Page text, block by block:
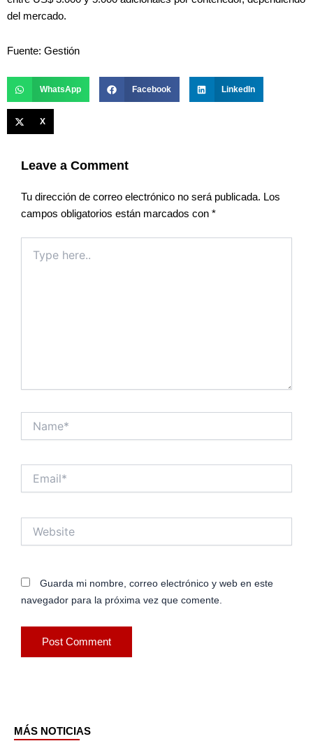
del mercado.
Fuente: Gestión
WhatsApp Facebook LinkedIn
X
Leave a Comment
Tu dirección de correo electrónico no será publicada. Los
campos obligatorios están marcados con *
here..
Guarda mi nombre, correo electrónico y web en este
navegador para la próxima vez que comente.
MÁS NOTICIAS